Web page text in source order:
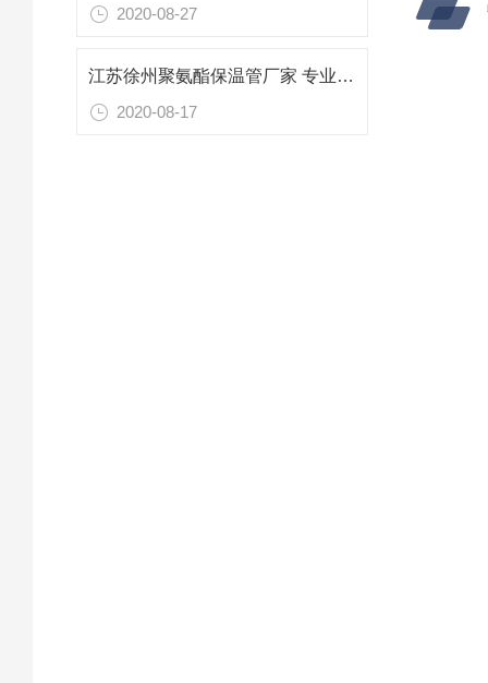
2020-08-27
江苏徐州聚氨酯保温管厂家 专业防腐保温材料
2020-08-17